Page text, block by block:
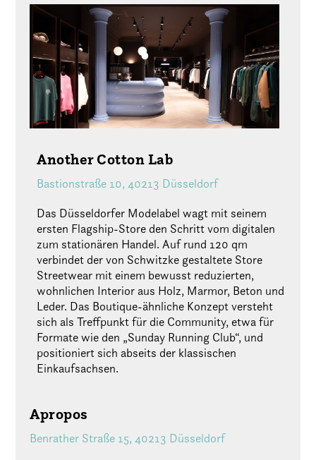
Another Cotton Lab
Bastionstraße 10, 40213 Düsseldorf
Das Düsseldorfer Modelabel wagt mit seinem
ersten Flagship-Store den Schritt vom digitalen
zum stationären Handel. Auf rund 120 qm
verbindet der von Schwitzke gestaltete Store
Streetwear mit einem bewusst reduzierten,
wohnlichen Interior aus Holz, Marmor, Beton und
Leder. Das Boutique-ähnliche Konzept versteht
sich als Treffpunkt für die Community, etwa für
Formate wie den „Sunday Running Club“, und
positioniert sich abseits der klassischen
Einkaufsachsen.
Apropos
Benrather Straße 15, 40213 Düsseldorf